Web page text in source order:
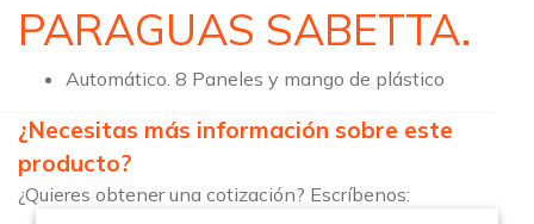
PARAGUAS SABETTA.
Automático. 8 Paneles y mango de plástico
¿Necesitas más información sobre este
producto?
¿Quieres obtener una cotización? Escríbenos: